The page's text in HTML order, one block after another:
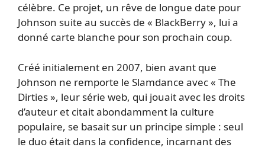
célèbre. Ce projet, un rêve de longue date pour
Johnson suite au succès de « BlackBerry », lui a
donné carte blanche pour son prochain coup.
Créé initialement en 2007, bien avant que
Johnson ne remporte le Slamdance avec « The
Dirties », leur série web, qui jouait avec les droits
d’auteur et citait abondamment la culture
populaire, se basait sur un principe simple : seul
le duo était dans la confidence, incarnant des